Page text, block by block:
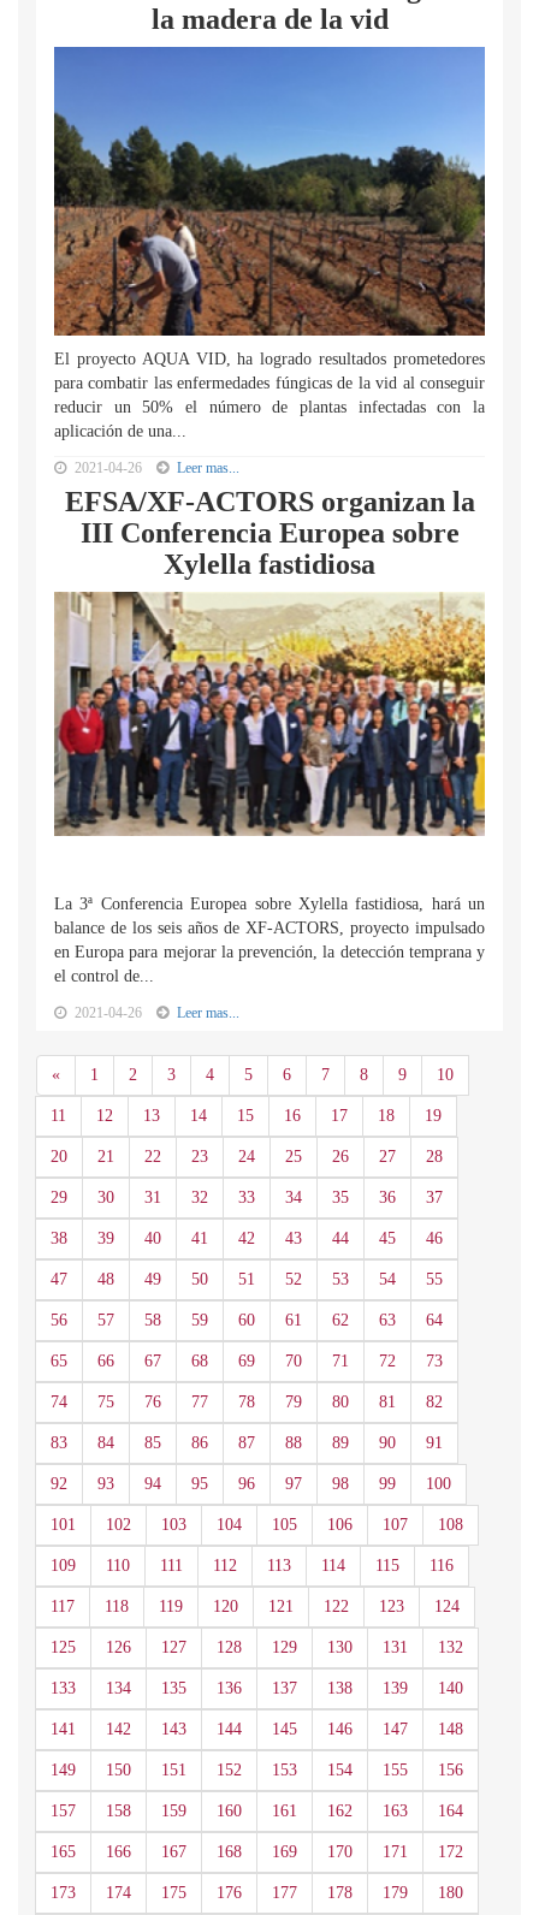
la madera de la vid
El proyecto AQUA VID, ha logrado resultados prometedores
para combatir las enfermedades fúngicas de la vid al conseguir
reducir un 50% el número de plantas infectadas con la
aplicación de una...
2021-04-26 Leer mas...
EFSA/XF-ACTORS organizan la
III Conferencia Europea sobre
Xylella fastidiosa
La 3ª Conferencia Europea sobre Xylella fastidiosa, hará un
balance de los seis años de XF-ACTORS, proyecto impulsado
en Europa para mejorar la prevención, la detección temprana y
el control de...
2021-04-26 Leer mas...
«Anterior
1 2 3 4 5 6 7 8 9 10
11 12 13 14 15 16 17 18 19
20 21 22 23 24 25 26 27 28
29 30 31 32 33 34 35 36 37
38 39 40 41 42 43 44 45 46
47 48 49 50 51 52 53 54 55
56 57 58 59 60 61 62 63 64
65 66 67 68 69 70 71 72 73
74 75 76 77 78 79 80 81 82
83 84 85 86 87 88 89 90 91
92 93 94 95 96 97 98 99 100
101 102 103 104 105 106 107 108
109 110 111 112 113 114 115 116
117 118 119 120 121 122 123 124
125 126 127 128 129 130 131 132
133 134 135 136 137 138 139 140
141 142 143 144 145 146 147 148
149 150 151 152 153 154 155 156
157 158 159 160 161 162 163 164
165 166 167 168 169 170 171 172
173 174 175 176 177 178 179 180